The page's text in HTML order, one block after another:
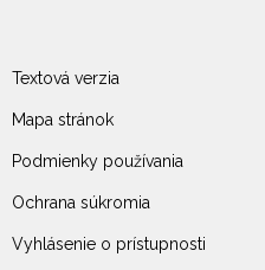
Textová verzia
Mapa stránok
Podmienky používania
Ochrana súkromia
Vyhlásenie o prístupnosti